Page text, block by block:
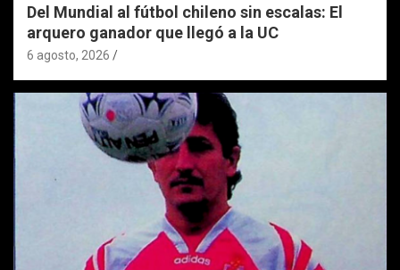
Del Mundial al fútbol chileno sin escalas: El
arquero ganador que llegó a la UC
6 agosto, 2026